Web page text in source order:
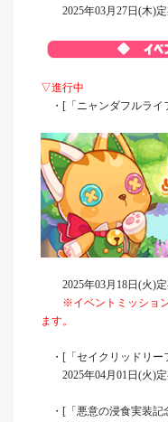
2025年03月27日(木)定
▽進行中
・[「ニャンダフルライ
2025年03月18日(火)定
※イベントミッショ
ます。
・[「セイクリッドリー
2025年04月01日(火)定
・[「悪意の浸食実装記